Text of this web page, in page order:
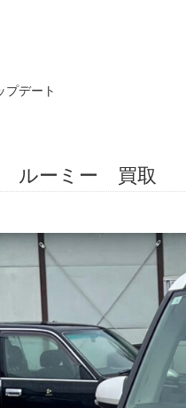
プデート
ルーミー 買取